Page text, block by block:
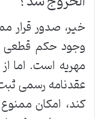
خیر، صدور قرار
وجود حکم قطعی
مهریه است. اما
عقدنامه رسمی
کند، امکان